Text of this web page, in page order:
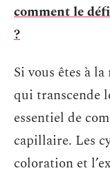
comment le
?
Si vous êtes à
qui transcende
essentiel de
capillaire. Les
coloration et